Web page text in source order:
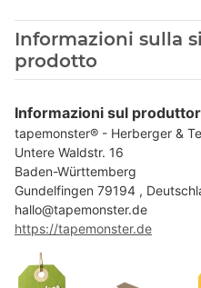
Informazioni sulla
prodotto
Informazioni sul
tapemonster® - Herberger &
Untere Waldstr. 16
Baden-Württemberg
Gundelfingen 79194 ,
hallo@tapemonster.de
https://tapemonster.de